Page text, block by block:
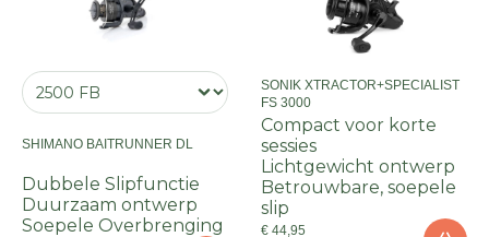
SHIMANO BAITRUNNER DL
Dubbele Slipfunctie
Duurzaam ontwerp
Soepele Overbrenging
SONIK XTRACTOR+SPECIALIST
FS 3000
Compact voor korte
sessies
Lichtgewicht ontwerp
Betrouwbare, soepele
slip
€ 44,95